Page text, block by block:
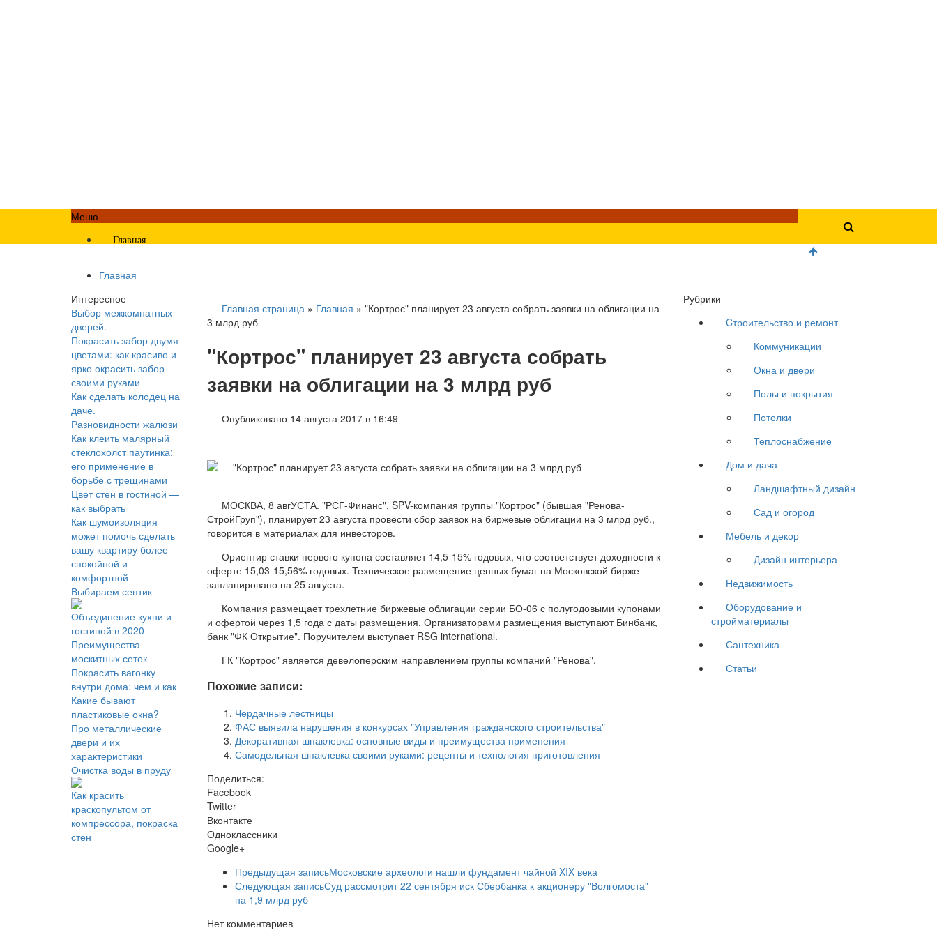
Меню
Главная
Главная
Главная страница » Главная » "Кортрос" планирует 23 августа собрать заявки на облигации на
3 млрд руб
"Кортрос" планирует 23 августа собрать
заявки на облигации на 3 млрд руб
Опубликовано 14 августа 2017 в 16:49
МОСКВА, 8 авгУСТА. "РСГ-Финанс", SPV-компания группы "Кортрос" (бывшая "Ренова-
СтройГруп"), планирует 23 августа провести сбор заявок на биржевые облигации на 3 млрд руб.,
говорится в материалах для инвесторов.
Ориентир ставки первого купона составляет 14,5-15% годовых, что соответствует доходности к
оферте 15,03-15,56% годовых. Техническое размещение ценных бумаг на Московской бирже
запланировано на 25 августа.
Компания размещает трехлетние биржевые облигации серии БО-06 с полугодовыми купонами
и офертой через 1,5 года с даты размещения. Организаторами размещения выступают Бинбанк,
банк "ФК Открытие". Поручителем выступает RSG international.
ГК "Кортрос" является девелоперским направлением группы компаний "Ренова".
Похожие записи:
Чердачные лестницы
ФАС выявила нарушения в конкурсах "Управления гражданского строительства"
Декоративная шпаклевка: основные виды и преимущества применения
Самодельная шпаклевка своими руками: рецепты и технология приготовления
Поделиться:
Facebook
Twitter
Вконтакте
Одноклассники
Google+
Предыдущая записьМосковские археологи нашли фундамент чайной XIX века
Следующая записьСуд рассмотрит 22 сентября иск Сбербанка к акционеру "Волгомоста"
на 1,9 млрд руб
Нет комментариев
Рубрики
Cтроительство и ремонт
Коммуникации
Окна и двери
Полы и покрытия
Потолки
Теплоснабжение
Дом и дача
Ландшафтный дизайн
Сад и огород
Мебель и декор
Дизайн интерьера
Недвижимость
Оборудование и
стройматериалы
Сантехника
Статьи
Интересное
Выбор межкомнатных
дверей.
Покрасить забор двумя
цветами: как красиво и
ярко окрасить забор
своими руками
Как сделать колодец на
даче.
Разновидности жалюзи
Как клеить малярный
стеклохолст паутинка:
его применение в
борьбе с трещинами
Цвет стен в гостиной —
как выбрать
Как шумоизоляция
может помочь сделать
вашу квартиру более
спокойной и
комфортной
Выбираем септик
Объединение кухни и
гостиной в 2020
Преимущества
москитных сеток
Покрасить вагонку
внутри дома: чем и как
Какие бывают
пластиковые окна?
Про металлические
двери и их
характеристики
Очистка воды в пруду
Как красить
краскопультом от
компрессора, покраска
стен